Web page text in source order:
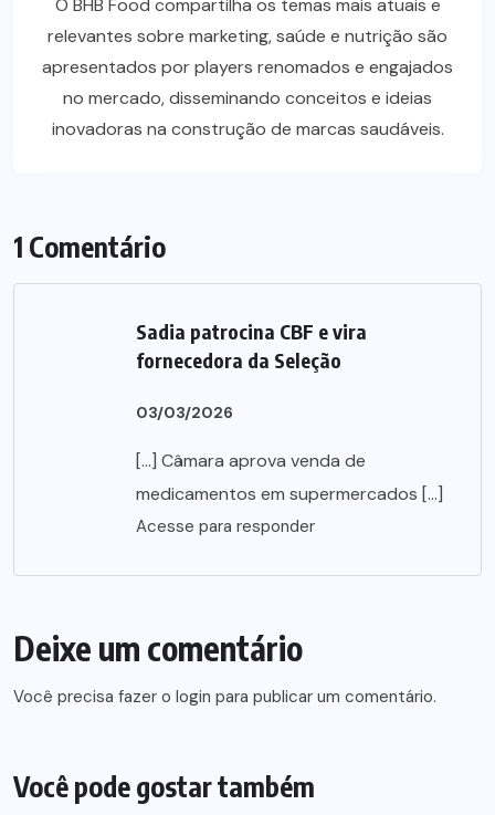
O BHB Food compartilha os temas mais atuais e
relevantes sobre marketing, saúde e nutrição são
apresentados por players renomados e engajados
no mercado, disseminando conceitos e ideias
inovadoras na construção de marcas saudáveis.
1 Comentário
Sadia patrocina CBF e vira
fornecedora da Seleção
03/03/2026
[…] Câmara aprova venda de
medicamentos em supermercados […]
Acesse para responder
Deixe um comentário
Você precisa fazer o login para publicar um comentário.
Você pode gostar também